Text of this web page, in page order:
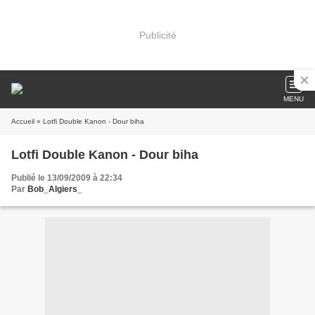
Publicité
MENU
Accueil » Lotfi Double Kanon - Dour biha
Lotfi Double Kanon - Dour biha
Publié le 13/09/2009 à 22:34
Par Bob_Algiers_